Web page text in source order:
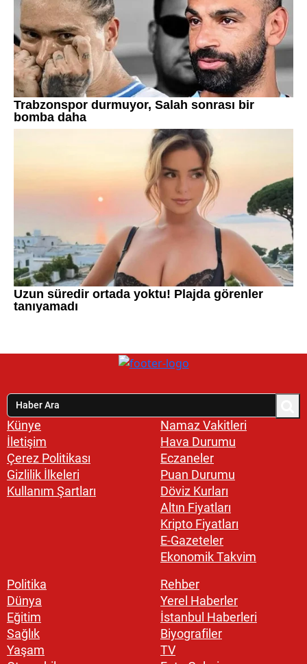
Künye
İletişim
Çerez Politikası
Gizlilik İlkeleri
Kullanım Şartları
Namaz Vakitleri
Hava Durumu
Eczaneler
Puan Durumu
Döviz Kurları
Altın Fiyatları
Kripto Fiyatları
E-Gazeteler
Ekonomik Takvim
Politika
Dünya
Eğitim
Sağlık
Yaşam
Rehber
Yerel Haberler
İstanbul Haberleri
Biyografiler
TV